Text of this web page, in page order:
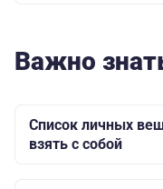
Важно
Список личных
взять с собой